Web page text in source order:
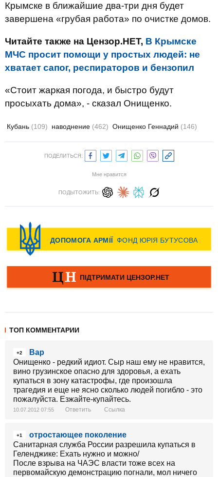
Крымске в ближайшие два-три дня будет
завершена «грубая работа» по очистке домов.
Читайте также на Цензор.НЕТ, В Крымске
МЧС просит помощи у простых людей: не
хватает сапог, респираторов и бензопил
«Стоит жаркая погода, и быстро будут
просыхать дома», - сказал Онищенко.
Кубань (109) наводнение (462) Онищенко Геннадий (146)
ПОДЕЛИТЬСЯ:
Мне нравится
ПОДЫТОЖИТЬ:
ТОП КОММЕНТАРИИ
+2
Вар
Онищенко - редкий идиот. Сыр наш ему не нравится,
вино грузинское опасно для здоровья, а ехать
купаться в зону катастрофы, где произошла
трагедия и еще не ясно сколько людей погибло - это
пожалуйста. Езжайте-купайтесь.
10.07.2012 07:55 Ответить Ссылка
+1
отростающее поколение
Санитарная служба России разрешила купаться в
Геленджике: Ехать нужно и можно/
После взрыва на ЧАЭС власти тоже всех на
первомайскую демонстрацию погнали, мол ничего